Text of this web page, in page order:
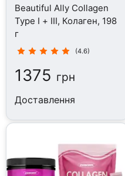
Beautiful Ally Collagen
Type I + III, Колаген, 198
г
(4.6)
1375 грн
Доставлення